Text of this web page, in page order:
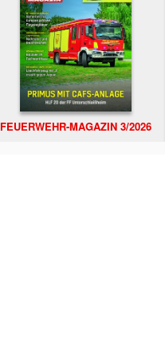
FEUERWEHR-MAGAZIN 3/2026